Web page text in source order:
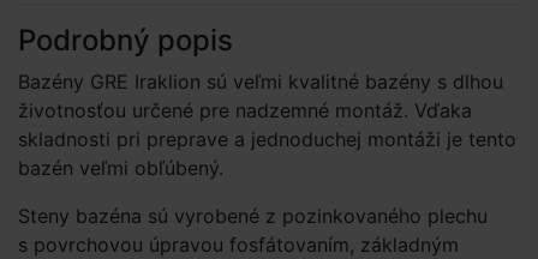
Podrobný popis
Bazény GRE Iraklion sú veľmi kvalitné bazény s dlhou
životnosťou určené pre nadzemné montáž. Vďaka
skladnosti pri preprave a jednoduchej montáži je tento
bazén veľmi obľúbený.
Steny bazéna sú vyrobené z pozinkovaného plechu
s povrchovou úpravou fosfátovaním, základným